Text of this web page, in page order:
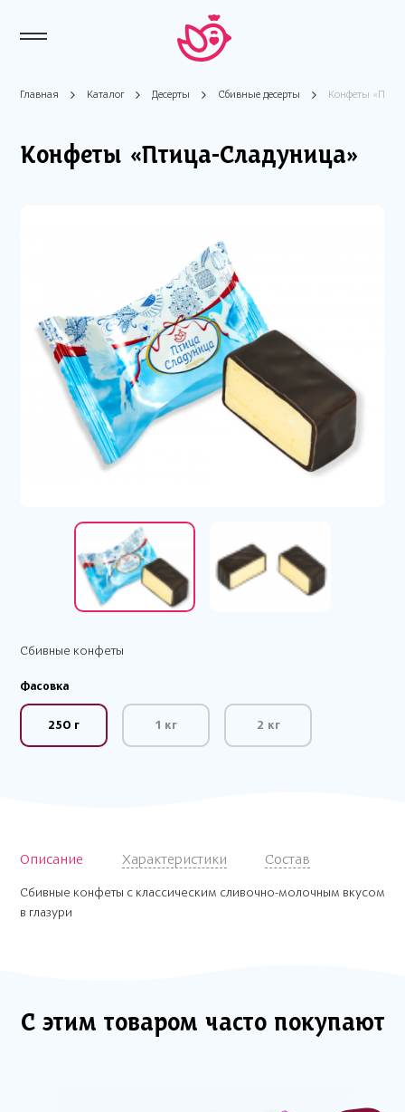
Главная Каталог Десерты Сбивные десерты Конфеты
Конфеты «Птица-Сладуница»
Сбивные конфеты
Фасовка
250 г 1 кг 2 кг
Описание Характеристики Состав
Сбивные конфеты с классическим сливочно-молочным вкусом
в глазури
С этим товаром часто покупают